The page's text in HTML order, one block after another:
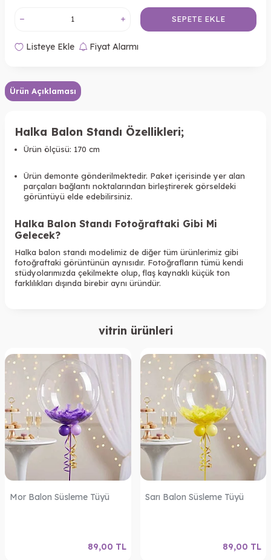
SEPETE EKLE
Listeye Ekle Fiyat Alarmı
Ürün Açıklaması
Halka Balon Standı Özellikleri;
Ürün ölçüsü: 170 cm
Ürün demonte gönderilmektedir. Paket içerisinde yer alan
parçaları bağlantı noktalarından birleştirerek görseldeki
görüntüyü elde edebilirsiniz.
Halka Balon Standı Fotoğraftaki Gibi Mi
Gelecek?
Halka balon standı modelimiz de diğer tüm ürünlerimiz gibi
fotoğraftaki görüntünün aynısıdır. Fotoğrafların tümü kendi
stüdyolarımızda çekilmekte olup, flaş kaynaklı küçük ton
farklılıkları dışında birebir aynı üründür.
vitrin ürünleri
Mor Balon Süsleme Tüyü
89,00 TL
Sarı Balon Süsleme Tüyü
89,00 TL